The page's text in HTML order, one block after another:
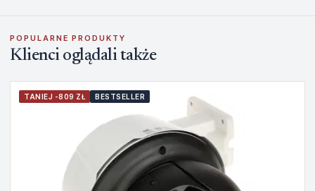
POPULARNE PRODUKTY
Klienci oglądali także
TANIEJ -809 ZŁ BESTSELLER